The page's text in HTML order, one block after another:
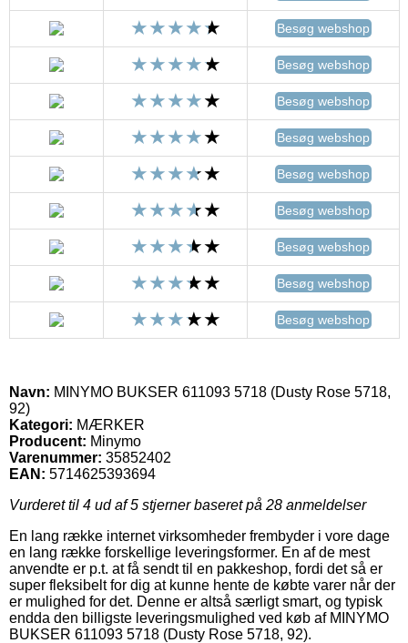
Besøg webshop
Besøg webshop
Besøg webshop
Besøg webshop
Besøg webshop
Besøg webshop
Besøg webshop
Besøg webshop
Besøg webshop
Navn: MINYMO BUKSER 611093 5718 (Dusty Rose 5718,
92)
Kategori: MÆRKER
Producent: Minymo
Varenummer: 35852402
EAN: 5714625393694
Vurderet til 4 ud af 5 stjerner baseret på 28 anmeldelser
En lang række internet virksomheder frembyder i vore dage
en lang række forskellige leveringsformer. En af de mest
anvendte er p.t. at få sendt til en pakkeshop, fordi det så er
super fleksibelt for dig at kunne hente de købte varer når der
er mulighed for det. Denne er altså særligt smart, og typisk
endda den billigste leveringsmulighed ved køb af MINYMO
BUKSER 611093 5718 (Dusty Rose 5718, 92).